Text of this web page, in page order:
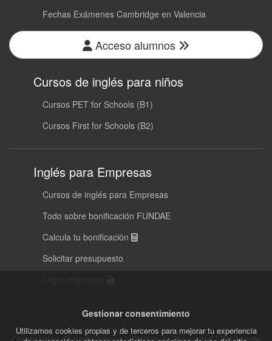
Fechas Exámenes Cambridge en Valencia
Acceso alumnos
Cursos de inglés para niños
Cursos PET for Schools (B1)
Cursos First for Schools (B2)
Inglés para Empresas
Cursos de inglés para Empresas
Todo sobre bonificación FUNDAE
Calcula tu bonificación
Solicitar presupuesto
Gestionar consentimiento
Utilizamos cookies propias y de terceros para mejorar tu experiencia